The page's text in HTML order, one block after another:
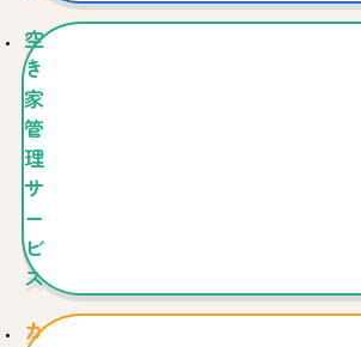
空
き
家
管
理
サ
ー
ビ
ス
カ